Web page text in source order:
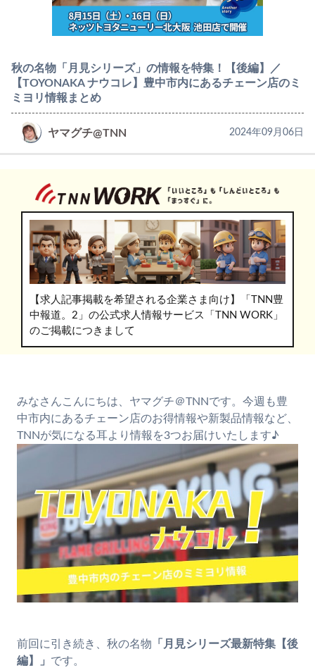
秋の名物「月見シリーズ」の情報を特集！【後編】／
【TOYONAKA ナウコレ】豊中市内にあるチェーン店のミ
ミヨリ情報まとめ
ヤマグチ@TNN 2024年09月06日
【求人記事掲載を希望される企業さま向け】「TNN豊
中報道。2」の公式求人情報サービス「TNN WORK」
のご掲載につきまして
みなさんこんにちは、ヤマグチ＠TNNです。今週も豊
中市内にあるチェーン店のお得情報や新製品情報など、
TNNが気になる耳より情報を3つお届けいたします♪
前回に引き続き、秋の名物 「月見シリーズ最新特集【後
編】」 です。